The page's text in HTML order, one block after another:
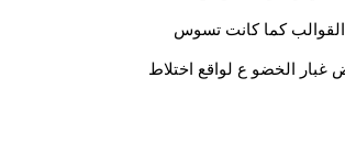
القوالب كما كانت تسوس
غبار الخضو ع لواقع اختلاط